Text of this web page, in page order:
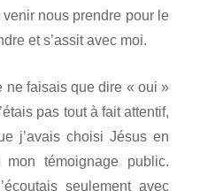
nous prendre pour le
et s’assit avec moi.
ne faisais que dire « oui »
pas tout à fait attentif,
j’avais choisi Jésus en
témoignage public.
seulement avec